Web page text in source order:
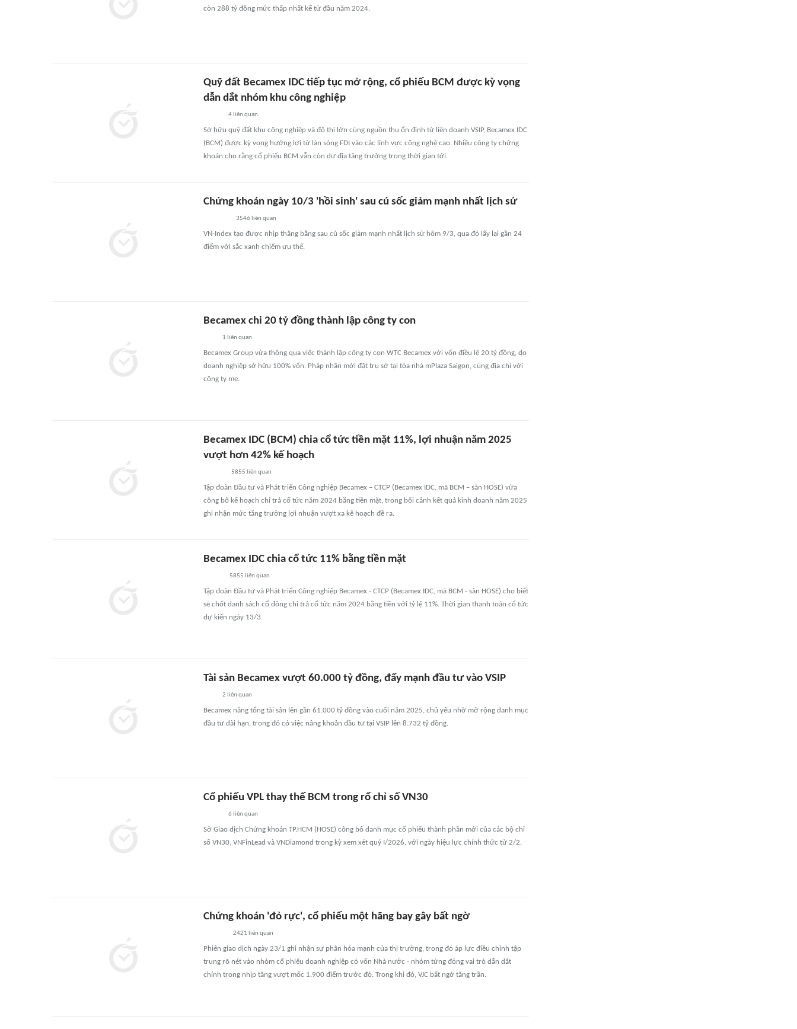
còn 288 tỷ đồng mức thấp nhất kể từ đầu năm 2024.
Quỹ đất Becamex IDC tiếp tục mở rộng, cổ phiếu BCM được kỳ vọng
dẫn dắt nhóm khu công nghiệp
4 liên quan
Sở hữu quỹ đất khu công nghiệp và đô thị lớn cùng nguồn thu ổn định từ liên doanh VSIP, Becamex IDC
(BCM) được kỳ vọng hưởng lợi từ làn sóng FDI vào các lĩnh vực công nghệ cao. Nhiều công ty chứng
khoán cho rằng cổ phiếu BCM vẫn còn dư địa tăng trưởng trong thời gian tới.
Chứng khoán ngày 10/3 'hồi sinh' sau cú sốc giảm mạnh nhất lịch sử
3546 liên quan
VN-Index tạo được nhịp thăng bằng sau cú sốc giảm mạnh nhất lịch sử hôm 9/3, qua đó lấy lại gần 24
điểm với sắc xanh chiếm ưu thế.
Becamex chi 20 tỷ đồng thành lập công ty con
1 liên quan
Becamex Group vừa thông qua việc thành lập công ty con WTC Becamex với vốn điều lệ 20 tỷ đồng, do
doanh nghiệp sở hữu 100% vốn. Pháp nhân mới đặt trụ sở tại tòa nhà mPlaza Saigon, cùng địa chỉ với
công ty mẹ.
Becamex IDC (BCM) chia cổ tức tiền mặt 11%, lợi nhuận năm 2025
vượt hơn 42% kế hoạch
5855 liên quan
Tập đoàn Đầu tư và Phát triển Công nghiệp Becamex – CTCP (Becamex IDC, mã BCM – sàn HOSE) vừa
công bố kế hoạch chi trả cổ tức năm 2024 bằng tiền mặt, trong bối cảnh kết quả kinh doanh năm 2025
ghi nhận mức tăng trưởng lợi nhuận vượt xa kế hoạch đề ra.
Becamex IDC chia cổ tức 11% bằng tiền mặt
5855 liên quan
Tập đoàn Đầu tư và Phát triển Công nghiệp Becamex - CTCP (Becamex IDC, mã BCM - sàn HOSE) cho biết
sẽ chốt danh sách cổ đông chi trả cổ tức năm 2024 bằng tiền với tỷ lệ 11%. Thời gian thanh toán cổ tức
dự kiến ngày 13/3.
Tài sản Becamex vượt 60.000 tỷ đồng, đẩy mạnh đầu tư vào VSIP
2 liên quan
Becamex nâng tổng tài sản lên gần 61.000 tỷ đồng vào cuối năm 2025, chủ yếu nhờ mở rộng danh mục
đầu tư dài hạn, trong đó có việc nâng khoản đầu tư tại VSIP lên 8.732 tỷ đồng.
Cổ phiếu VPL thay thế BCM trong rổ chỉ số VN30
6 liên quan
Sở Giao dịch Chứng khoán TP.HCM (HOSE) công bố danh mục cổ phiếu thành phần mới của các bộ chỉ
số VN30, VNFinLead và VNDiamond trong kỳ xem xét quý I/2026, với ngày hiệu lực chính thức từ 2/2.
Chứng khoán 'đỏ rực', cổ phiếu một hãng bay gây bất ngờ
2421 liên quan
Phiên giao dịch ngày 23/1 ghi nhận sự phân hóa mạnh của thị trường, trong đó áp lực điều chỉnh tập
trung rõ nét vào nhóm cổ phiếu doanh nghiệp có vốn Nhà nước - nhóm từng đóng vai trò dẫn dắt
chính trong nhịp tăng vượt mốc 1.900 điểm trước đó. Trong khi đó, VJC bất ngờ tăng trần.